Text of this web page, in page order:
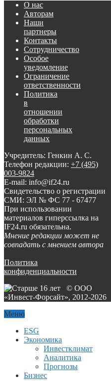
О нас
Авторам
Наши
партнеры
Контакты
Сотрудничество
Особое
уведомление
Ограничение
ответственности
Политика
в
отношении
обработки
персональных
данных
Учредитель: Генкин А. С.
Телефон редакции: +7 (495)
003-9824
E-mail: info@if24.ru
Свидетельство о регистрации
СМИ: ЭЛ № ФС 77 - 67477
При использовании
материалов гиперссылка на
IF24.ru обязательна.
Мнение редакции может не
совпадать с мнением автора
Политика
конфиденциальности
© ООО
«Инвест-Форсайт», 2012-2026
Меню
ESG
Экономика
Инвестклимат
Аналитика
Прогнозы
Бизнес